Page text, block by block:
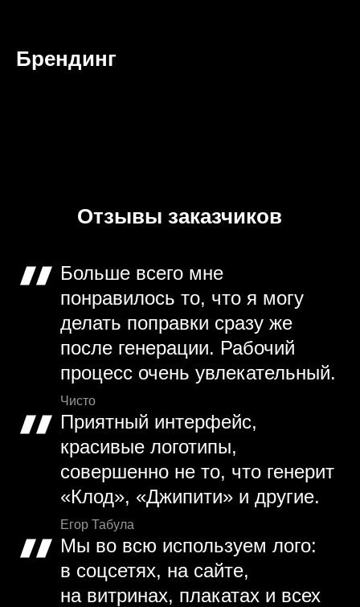
Брендинг
Отзывы заказчиков
Больше всего мне
понравилось то, что я могу
делать поправки сразу же
после генерации. Рабочий
процесс очень увлекательный.
Чисто
Приятный интерфейс,
красивые логотипы,
совершенно не то, что генерит
«Клод», «Джипити» и другие.
Егор Табула
Мы во всю используем лого:
в соцсетях, на сайте,
на витринах, плакатах и всех